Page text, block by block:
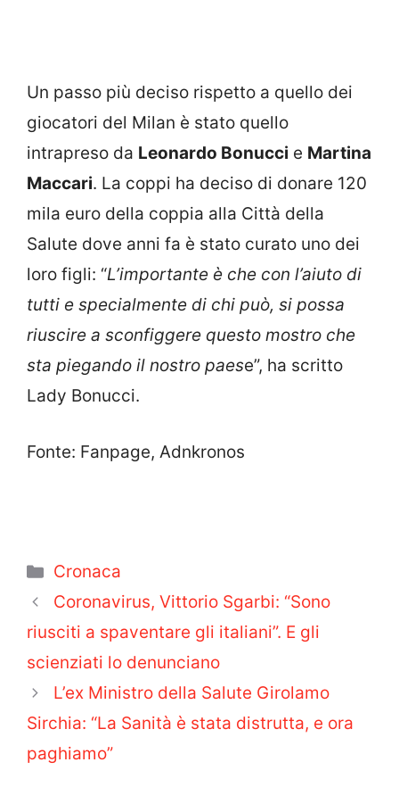
Un passo più deciso rispetto a quello dei
giocatori del Milan è stato quello
intrapreso da Leonardo Bonucci e Martina
Maccari. La coppi ha deciso di donare 120
mila euro della coppia alla Città della
Salute dove anni fa è stato curato uno dei
loro figli: “L’importante è che con l’aiuto di
tutti e specialmente di chi può, si possa
riuscire a sconfiggere questo mostro che
sta piegando il nostro paese”, ha scritto
Lady Bonucci.
Fonte: Fanpage, Adnkronos
Categorie
Cronaca
Coronavirus, Vittorio Sgarbi: “Sono
riusciti a spaventare gli italiani”. E gli
scienziati lo denunciano
L’ex Ministro della Salute Girolamo
Sirchia: “La Sanità è stata distrutta, e ora
paghiamo”